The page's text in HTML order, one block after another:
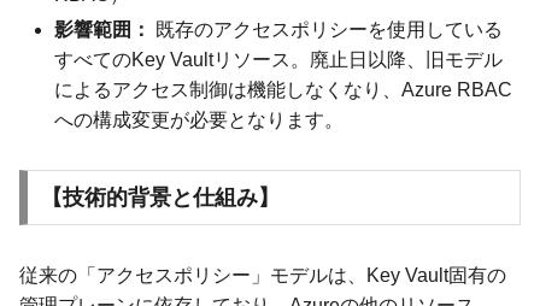
影響範囲：
既存のアクセスポリシーを使用している
すべてのKey Vaultリソース。廃止日以降、旧モデル
によるアクセス制御は機能しなくなり、Azure RBAC
への構成変更が必要となります。
【技術的背景と仕組み】
従来の「アクセスポリシー」モデルは、Key Vault固有の